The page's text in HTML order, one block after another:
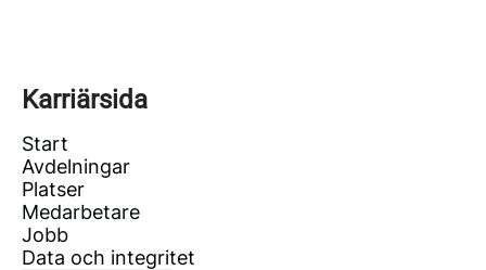
Karriärsida
Start
Avdelningar
Platser
Medarbetare
Jobb
Data och integritet